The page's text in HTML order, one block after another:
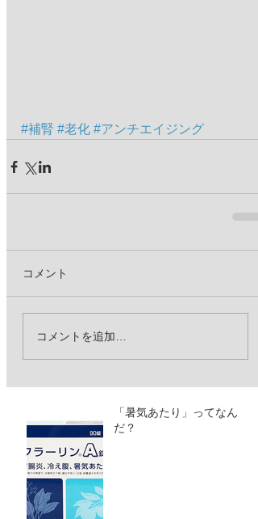
#補腎 #老化 #アンチエイジング
コメント
コメントを追加…
「暑気あたり」ってなん
だ？